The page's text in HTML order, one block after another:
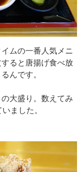
ムの一番人気メニ
ると唐揚げ食べ放
んです。
大盛り。数えてみ
ました。